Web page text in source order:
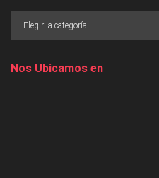
Nos Ubicamos en